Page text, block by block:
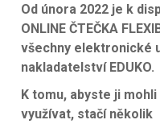
Od února 2022 je k
ONLINE ČTEČKA
všechny elektronické
nakladatelství EDUKO.
K tomu, abyste ji mohli
využívat, stačí několik